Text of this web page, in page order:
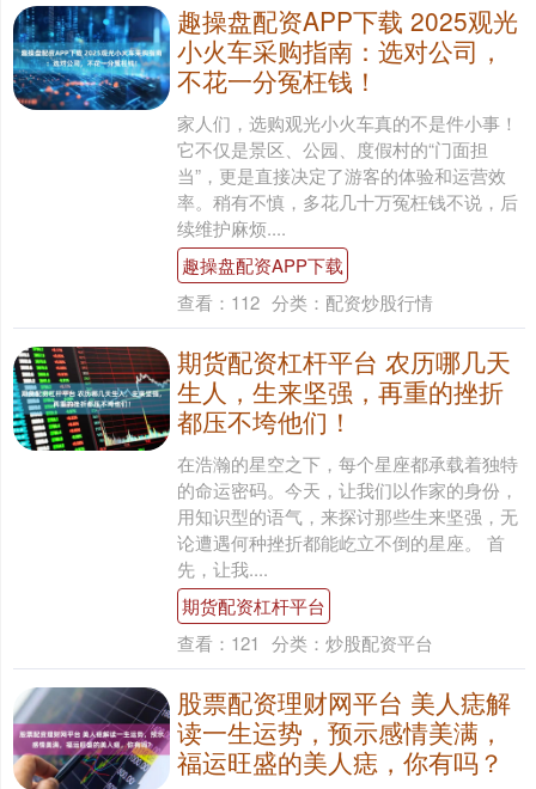
趣操盘配资APP下载 2025观光
小火车采购指南：选对公司，
不花一分冤枉钱！
家人们，选购观光小火车真的不是件小事！
它不仅是景区、公园、度假村的“门面担
当”，更是直接决定了游客的体验和运营效
率。稍有不慎，多花几十万冤枉钱不说，后
续维护麻烦....
趣操盘配资APP下载
查看： 112 分类： 配资炒股行情
期货配资杠杆平台 农历哪几天
生人，生来坚强，再重的挫折
都压不垮他们！
在浩瀚的星空之下，每个星座都承载着独特
的命运密码。今天，让我们以作家的身份，
用知识型的语气，来探讨那些生来坚强，无
论遭遇何种挫折都能屹立不倒的星座。 首
先，让我....
期货配资杠杆平台
查看： 121 分类： 炒股配资平台
股票配资理财网平台 美人痣解
读一生运势，预示感情美满，
福运旺盛的美人痣，你有吗？